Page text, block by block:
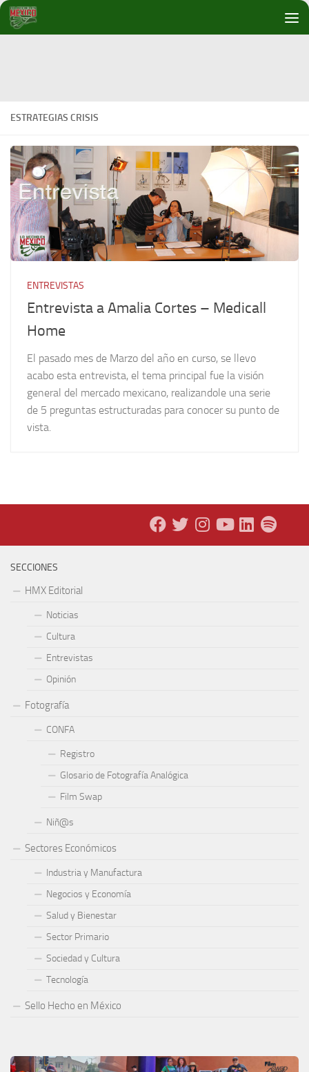
Debajo del contenido
ESTRATEGIAS CRISIS
ENTREVISTAS
Entrevista a Amalia Cortes – Medicall
Home
El pasado mes de Marzo del año en curso, se llevo
acabo esta entrevista, el tema principal fue la visión
general del mercado mexicano, realizandole una serie
de 5 preguntas estructuradas para conocer su punto de
vista.
SECCIONES
HMX Editorial
Noticias
Cultura
Entrevistas
Opinión
Fotografía
CONFA
Registro
Glosario de Fotografía Analógica
Film Swap
Niñ@s
Sectores Económicos
Industria y Manufactura
Negocios y Economía
Salud y Bienestar
Sector Primario
Sociedad y Cultura
Tecnología
Sello Hecho en México